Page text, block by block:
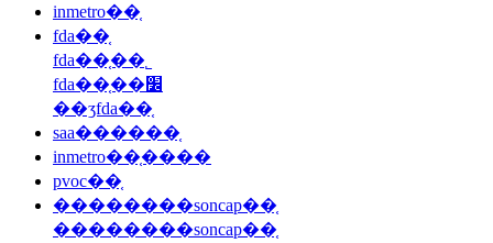
inmetro��֤
fda��֤
fda��֤��˾
fda��֤��׼
��ʒfda��֤
saa������֤
inmetro��֤����
pvoc��֤
��������soncap��֤
��������soncap��֤